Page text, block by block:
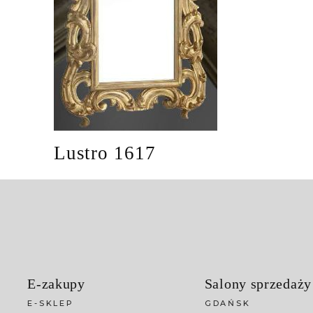
Lustro 1617
E-zakupy
E-SKLEP
Salony sprzedaży
GDAŃSK